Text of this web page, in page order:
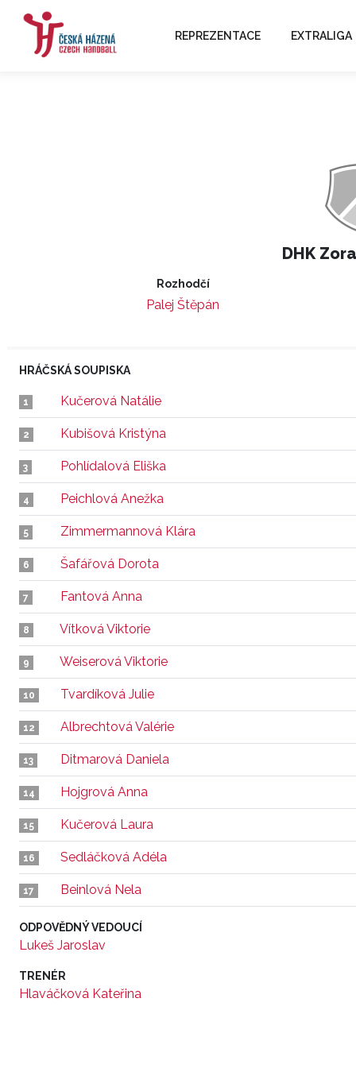
REPREZENTACE EXTRALIGA
DHK
Rozhodčí
Palej Štěpán
HRÁČSKÁ SOUPISKA
1 Kučerová Natálie
2 Kubišová Kristýna
3 Pohlídalová Eliška
4 Peichlová Anežka
5 Zimmermannová Klára
6 Šafářová Dorota
7 Fantová Anna
8 Vítková Viktorie
9 Weiserová Viktorie
10 Tvardíková Julie
12 Albrechtová Valérie
13 Ditmarová Daniela
14 Hojgrová Anna
15 Kučerová Laura
16 Sedláčková Adéla
17 Beinlová Nela
ODPOVĚDNÝ VEDOUCÍ
Lukeš Jaroslav
TRENÉR
Hlaváčková Kateřina